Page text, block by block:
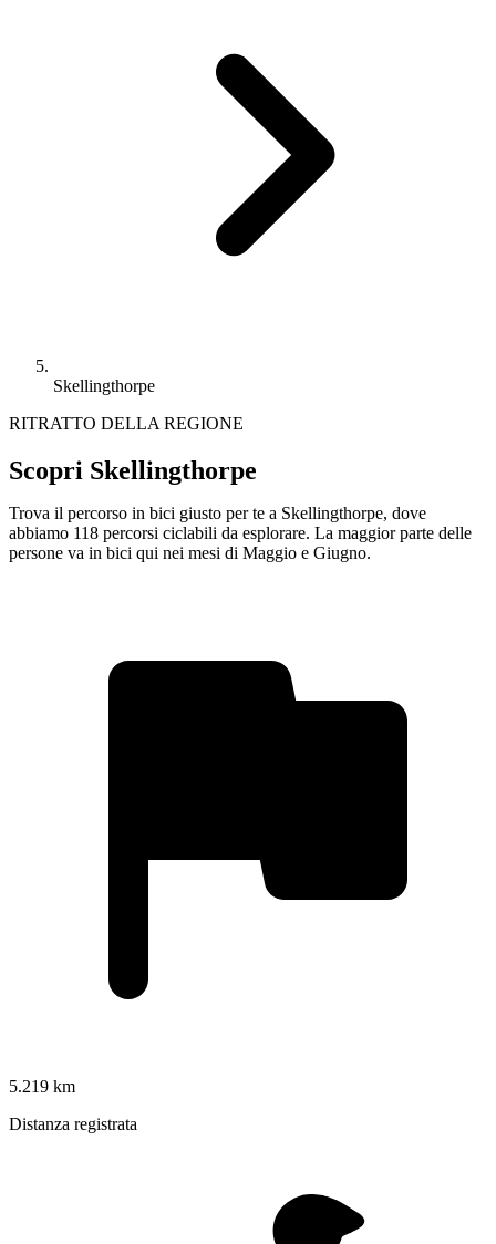
Skellingthorpe
RITRATTO DELLA REGIONE
Scopri Skellingthorpe
Trova il percorso in bici giusto per te a Skellingthorpe, dove
abbiamo 118 percorsi ciclabili da esplorare. La maggior parte delle
persone va in bici qui nei mesi di Maggio e Giugno.
5.219 km
Distanza registrata